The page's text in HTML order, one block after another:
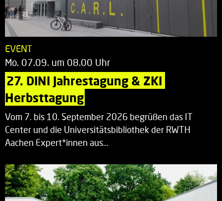
EVENT
Mo. 07.09. um 08.00 Uhr
27. DINI Jahrestagung & ZKI
Herbsttagung
Vom 7. bis 10. September 2026 begrüßen das IT
Center und die Universitätsbibliothek der RWTH
Aachen Expert*innen aus…